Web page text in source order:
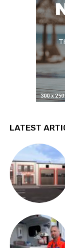
LATEST